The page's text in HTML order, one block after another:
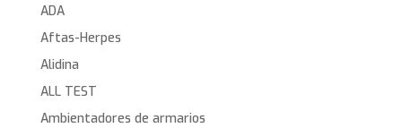
ADA
Aftas-Herpes
Alidina
ALL TEST
Ambientadores de armarios